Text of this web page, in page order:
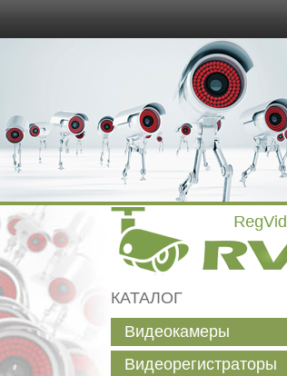
КАТАЛОГ
Видеокамеры
Видеорегистраторы